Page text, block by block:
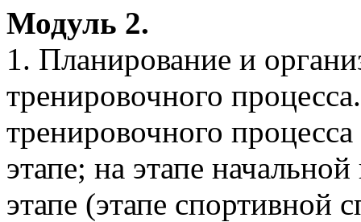
Модуль 2.
1. Планирование и
тренировочного
тренировочного
этапе; на этапе
этапе (этапе спортивной